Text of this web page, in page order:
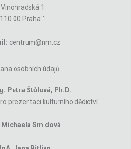
Vinohradská 1
110 00 Praha 1
centrum@nm.cz
osobních údajů
Petra Štůlová, Ph.D.
prezentaci kulturního dědictví
Michaela Smidová